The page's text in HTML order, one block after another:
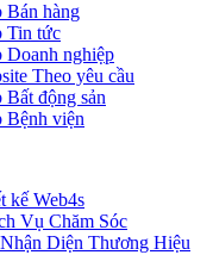
Bán hàng
Tin tức
Doanh nghiệp
Theo yêu cầu
động sản
Bệnh viện
kế Web4s
Vụ Chăm Sóc
Diện Thương Hiệu